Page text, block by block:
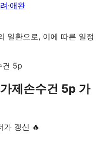
·애완
일환으로, 이에 따른 일정
제손수건 5p 가
가 갱신 🔥